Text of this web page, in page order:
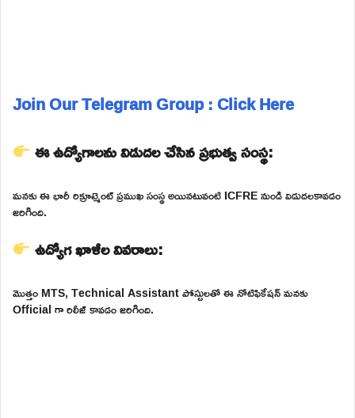
Join Our Telegram Group : Click Here
ఈ ఉద్యోగాలను విడుదల చేసిన ప్రభుత్వ సంస్థ:
మనకు ఈ భారీ రిక్రూట్మెంట్ ప్రముఖ సంస్థ అయినటువంటి ICFRE నుండి విడుదలకావడం
జరిగింది.
ఉద్యోగ ఖాళీల వివరాలు:
మొత్తం MTS, Technical Assistant పోస్టులతో ఈ నోటిఫికేషన్ మనకు
Official గా రిలీజ్ కావడం జరిగింది.